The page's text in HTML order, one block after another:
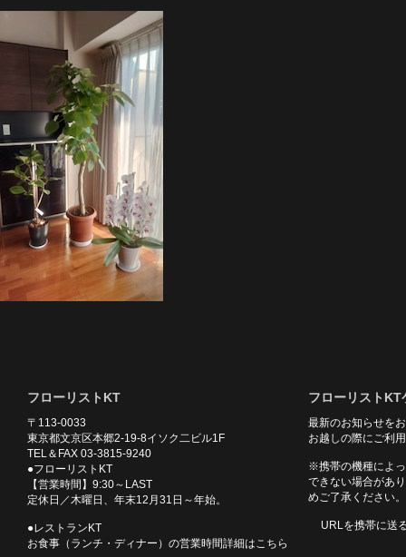
フローリストKT
〒113-0033
東京都文京区本郷2-19-8イソク二ビル1F
TEL＆FAX 03-3815-9240
●フローリストKT
【営業時間】9:30～LAST
定休日／木曜日、年末12月31日～年始。
●レストランKT
お食事（ランチ・ディナー）の営業時間詳細はこちら
フローリストKT
最新のお知らせを
お越しの際にご利
※携帯の機種によ
できない場合があ
めご了承ください。
URLを携帯に送